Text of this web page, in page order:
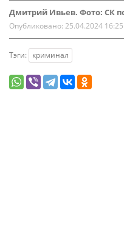
Дмитрий Ивьев. Фото: СК
Опубликовано: 25.04.2024 16:25
Тэги: криминал